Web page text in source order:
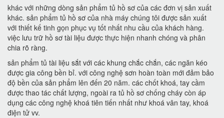
khác với những dòng sản phẩm tủ hồ sơ của các đơn vị sản xuất
khác. sản phẩm tủ hồ sơ của nhà máy chúng tôi được sản xuất
với thiết kế tinh gọn phục vụ tốt nhất nhu cầu của khách hàng.
việc lưu trữ hồ sơ tài liệu được thực hiện nhanh chóng và phân
chia rõ ràng.
sản phẩm tủ tài liệu sắt với các khung chắc chắn, các ngăn kéo
được gia công bền bỉ. với công nghệ sơn hoàn toàn mới đảm bảo
độ bền của sản phẩm lên đến 20 năm. các chốt khoá, tay cầm
được thao tác chất lượng, ngoài ra tủ hồ sơ chống cháy còn áp
dụng các công nghệ khoá tiên tiến nhất như khoá vân tay, khoá
điện tử vv.